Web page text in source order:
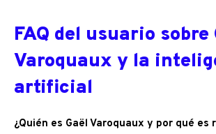
FAQ del usuario sobre
Varoquaux y la
artificial
¿Quién es Gaël Varoquaux y por qué es